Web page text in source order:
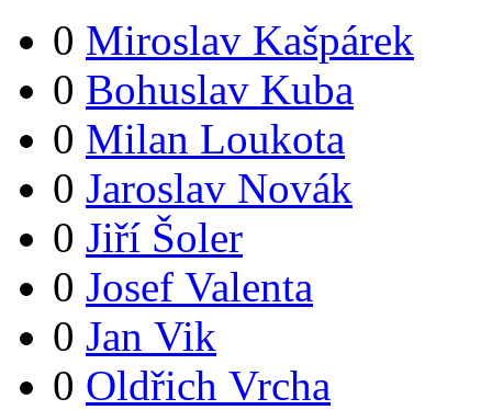
0 Miroslav Kašpárek
0 Bohuslav Kuba
0 Milan Loukota
0 Jaroslav Novák
0 Jiří Šoler
0 Josef Valenta
0 Jan Vik
0 Oldřich Vrcha